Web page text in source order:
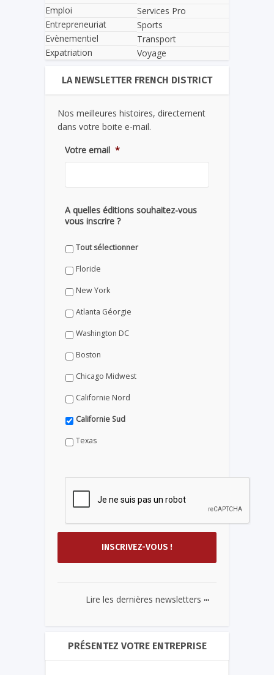
Emploi
Entrepreneuriat
Evènementiel
Expatriation
Services Pro
Sports
Transport
Voyage
LA NEWSLETTER FRENCH DISTRICT
Nos meilleures histoires, directement
dans votre boite e-mail.
Votre email *
A quelles éditions souhaitez-vous
vous inscrire ?
Tout sélectionner
Floride
New York
Atlanta Géorgie
Washington DC
Boston
Chicago Midwest
Californie Nord
Californie Sud
Texas
Lire les dernières newsletters ...
PRÉSENTEZ VOTRE ENTREPRISE